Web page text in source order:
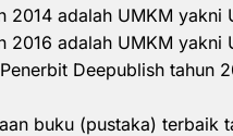
2014 adalah UMKM yakni
adalah UMKM yakni
Deepublish
buku (pustaka) terbaik